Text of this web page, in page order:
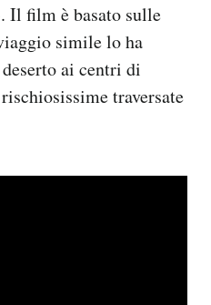
Il film è basato sulle
simile lo ha
ai centri di
traversate